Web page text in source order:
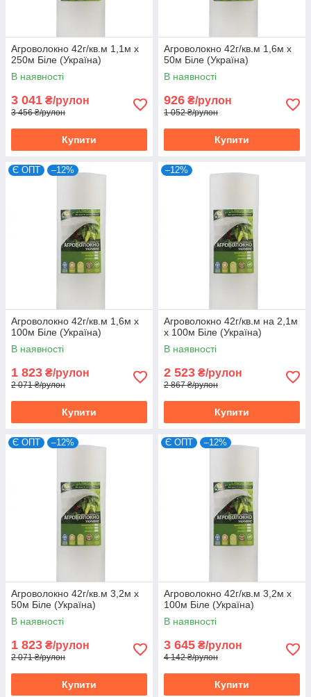
Агроволокно 42г/кв.м 1,1м х
250м Біле (Україна)
В наявності
3 041 ₴/рулон
3 456 ₴/рулон
Купити
Агроволокно 42г/кв.м 1,6м х
50м Біле (Україна)
В наявності
926 ₴/рулон
1 052 ₴/рулон
Купити
Є ОПТ –12%
Агроволокно 42г/кв.м 1,6м х
100м Біле (Україна)
В наявності
1 823 ₴/рулон
2 071 ₴/рулон
Купити
–12%
Агроволокно 42г/кв.м на 2,1м
х 100м Біле (Україна)
В наявності
2 523 ₴/рулон
2 867 ₴/рулон
Купити
Є ОПТ –12%
Агроволокно 42г/кв.м 3,2м х
50м Біле (Україна)
В наявності
1 823 ₴/рулон
2 071 ₴/рулон
Купити
Є ОПТ –12%
Агроволокно 42г/кв.м 3,2м х
100м Біле (Україна)
В наявності
3 645 ₴/рулон
4 142 ₴/рулон
Купити